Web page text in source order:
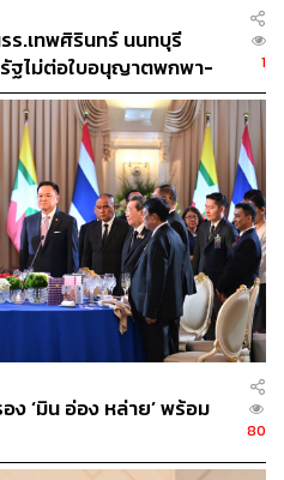
ร.เทพศิรินทร์ นนทบุรี
รัฐไม่ต่อใบอนุญาตพกพา-
1
ง ‘มิน อ่อง หล่าย’ พร้อม
80